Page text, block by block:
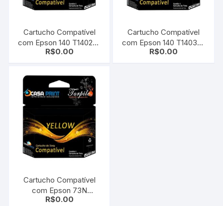
Cartucho Compatível
com Epson 140 T140220
Cyan
R$0.00
Cartucho Compatível
com Epson 140 T140320
Magenta
R$0.00
Cartucho Compatível
com Epson 73N
T073420 Yellow
R$0.00